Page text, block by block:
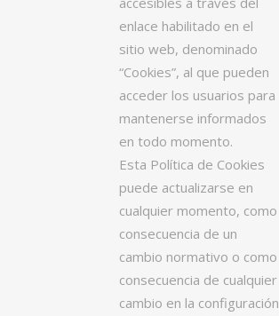
enlace habilitado en el
sitio web, denominado
“Cookies”, al que pueden
acceder los usuarios para
mantenerse informados
en todo momento.
Esta Política de Cookies
puede actualizarse en
cualquier momento, como
consecuencia de un
cambio normativo o como
consecuencia de cualquier
cambio en la configuración